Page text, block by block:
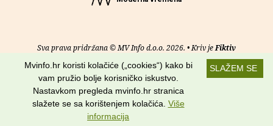
Sva prava pridržana © MV Info d.o.o. 2026. • Kriv jeFiktiv
Uvjeti korištenja RSS kanali
Potraži nas na:
SLAŽEM SE
Mvinfo.hr koristi kolačiće („cookies“) kako bi
vam pružio bolje korisničko iskustvo.
Nastavkom pregleda mvinfo.hr stranica
slažete se sa korištenjem kolačića. Više
informacija